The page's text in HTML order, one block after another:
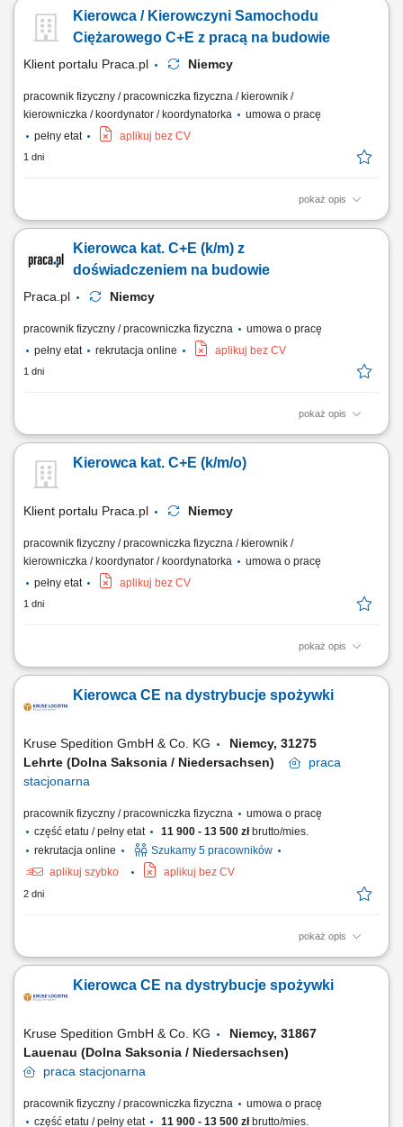
przewozów w oparciu o dzienne godziny jazdy bez konieczności ciągłej
pracy w nocnych porach. Prowadzenie ekologicznych, maksymalnie
Kierowca / Kierowczyni Samochodu
Ciężarowego C+E z pracą na budowie
Klient portalu Praca.pl Niemcy
pracownik fizyczny / pracowniczka fizyczna / kierownik /
kierowniczka / koordynator / koordynatorka
umowa o pracę
pełny etat
aplikuj bez CV
1 dni
pokaż opis
Bezpieczny transport materiałów budowlanych, ciężkich maszyn oraz
terenie Niemiec. Obsługa powierzonego zestawu ciężarowego oraz
dbanie o prawidłowe zabezpieczenie ładunku przed drogą. Aktywny
Kierowca kat. C+E (k/m) z
doświadczeniem na budowie
Praca.pl Niemcy
pracownik fizyczny / pracowniczka fizyczna
umowa o pracę
pełny etat
rekrutacja online aplikuj bez CV
1 dni
pokaż opis
Opis stanowiska Sprawna obsługa transportowa niemieckich projektów
Współpraca z brygadą na budowie przy operacjach załadunkowych
oraz bieżących pracach terenowych; Optymalne planowanie krótkich
Kierowca kat. C+E (k/m/o)
Klient portalu Praca.pl Niemcy
pracownik fizyczny / pracowniczka fizyczna / kierownik /
kierowniczka / koordynator / koordynatorka
umowa o pracę
pełny etat
aplikuj bez CV
1 dni
pokaż opis
Prowadzenie pojazdów ciężarowych o DMC pow. 3,5 t z
budowlanych. Transport gabarytów, maszyn budowlanych oraz
elementów konstrukcyjnych pomiędzy lokalizacjami wykonawczymi.
Kierowca CE na dystrybucje spożywki
Kruse Spedition GmbH & Co. KG
Niemcy, 31275
Lehrte (Dolna Saksonia / Niedersachsen)
praca
stacjonarna
pracownik fizyczny / pracowniczka fizyczna
umowa o pracę
część etatu / pełny etat
11 900 - 13 500 złbrutto/mies.
rekrutacja online
Szukamy 5 pracowników
aplikuj szybko
aplikuj bez CV
2 dni
pokaż opis
KOGO POSZUKUJEMY? Kierowcy z mocnymi podstawami języka
świadectwo kwalifikacji zawodowej kierowcy (kod 95) na dystrybucje
żywności w systemie zmianowym w 31275 Lehrte / Niemcy w systemie
Kierowca CE na dystrybucje spożywki
Kruse Spedition GmbH & Co. KG
Niemcy, 31867
Lauenau (Dolna Saksonia / Niedersachsen)
praca stacjonarna
pracownik fizyczny / pracowniczka fizyczna
umowa o pracę
część etatu / pełny etat
11 900 - 13 500 złbrutto/mies.